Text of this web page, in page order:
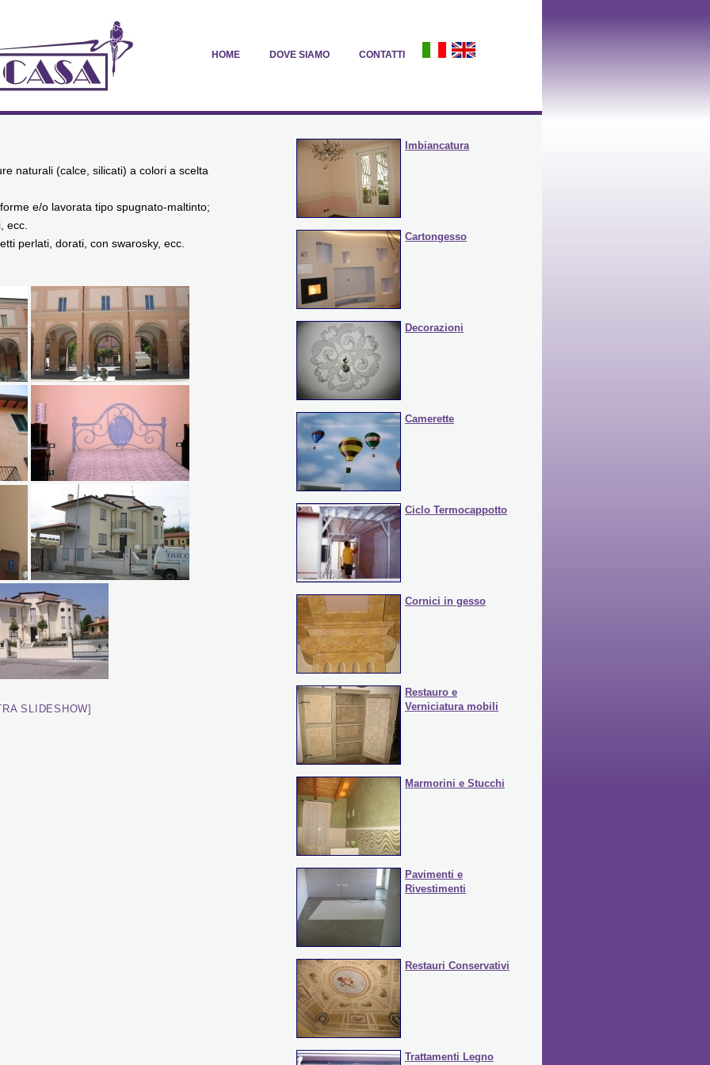
HOME DOVE SIAMO CONTATTI
naturali (calce, silicati) a colori a scelta
e/o lavorata tipo spugnato-maltinto;
ecc.
perlati, dorati, con swarosky, ecc.
SLIDESHOW]
Imbiancatura
Cartongesso
Decorazioni
Camerette
Ciclo Termocappotto
Cornici in gesso
Restauro e
Verniciatura mobili
Marmorini e Stucchi
Pavimenti e
Rivestimenti
Restauri Conservativi
Trattamenti Legno